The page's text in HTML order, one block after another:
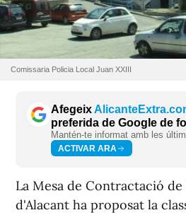
Comissaria Policia Local Juan XXIII
Afegeix
preferida de Google de
Mantén-te informat amb les
ACTIVAR ARA
La Mesa de Contractació
d'Alacant ha proposat la